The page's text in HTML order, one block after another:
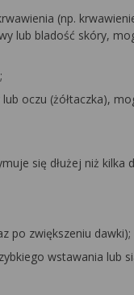
(np.
lub bladość skóry,
oczu (żółtaczka),
się dłużej niż kilka
po zwiększeniu dawki);
wstawania lub